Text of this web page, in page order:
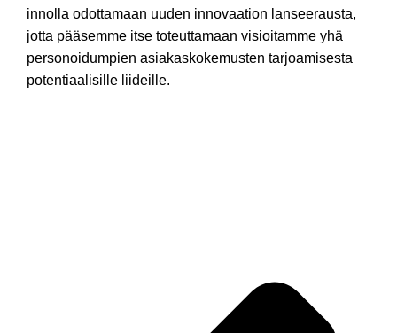
innolla odottamaan uuden innovaation lanseerausta,
jotta pääsemme itse toteuttamaan visioitamme yhä
personoidumpien asiakaskokemusten tarjoamisesta
potentiaalisille liideille.